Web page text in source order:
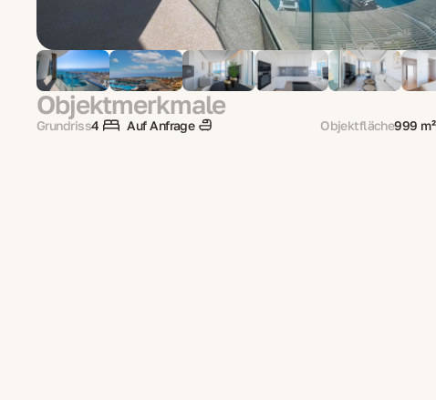
Objektmerkmale
Grundriss4 Auf Anfrage Objektfläche999 m²